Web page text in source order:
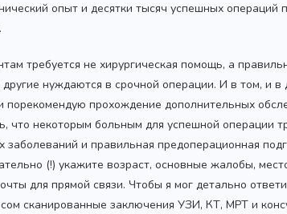
опыт и десятки тысяч успешных
требуется не хирургическая помощь, а
нуждаются в срочной операции. И в том, и
порекомендую прохождение дополнительных
что некоторым больным для успешной операции
заболеваний и правильная предоперационная
(!) укажите возраст, основные жалобы,
для прямой связи. Чтобы я мог детально
сканированные заключения УЗИ, КТ, МРТ и